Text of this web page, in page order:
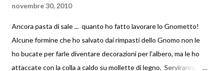
novembre 30, 2010
Ancora pasta di sale ... quanto ho fatto lavorare lo Gnometto!
Alcune formine che ho salvato dai rimpasti dello Gnomo non le
ho bucate per farle diventare decorazioni per l'albero, ma le ho
attaccate con la colla a caldo su mollette di legno. Serviranno